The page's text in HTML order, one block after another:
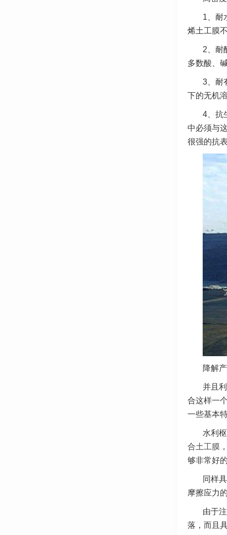
1、耐
烯土工膜
2、耐
多数酸、
3、耐
下的无机
4、抗
中必须与
很强的抗
降解
并且
合这样一
一些基本
水利
合土工膜
够非常好
同样
摩擦应力
由于
落，而且